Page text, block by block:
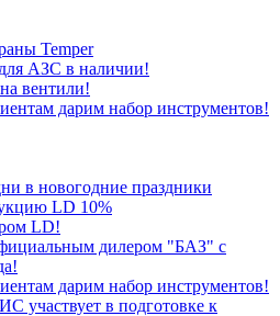
Temper
АЗС в наличии!
вентили!
дарим набор инструментов!
в новогодние праздники
LD 10%
LD!
дилером "БАЗ" с
дарим набор инструментов!
участвует в подготовке к